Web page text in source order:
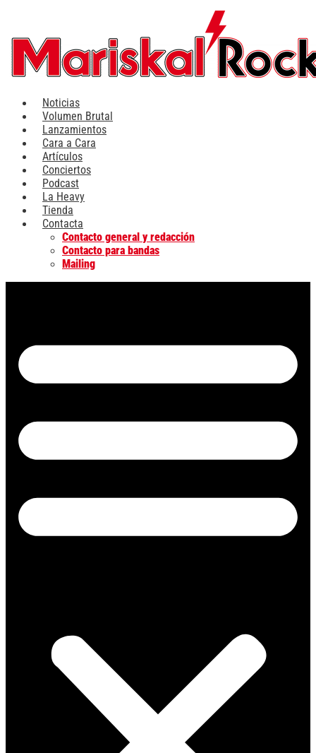
contenido
Noticias
Volumen Brutal
Lanzamientos
Cara a Cara
Artículos
Conciertos
Podcast
La Heavy
Tienda
Contacta
Contacto general y redacción
Contacto para bandas
Mailing